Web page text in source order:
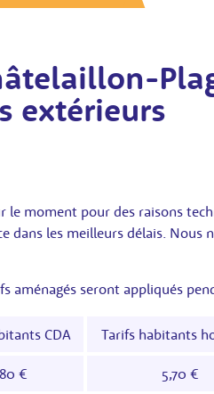
extérieurs
moment pour des raisons
dans les meilleurs délais. Nous
seront appliqués
CDA Tarifs habitants
€ 5,70 €